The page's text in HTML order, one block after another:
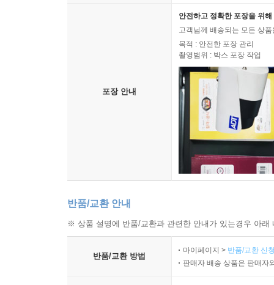
포장 안내
안전하고 정확한 포장을 위
고객님께 배송되는 모든 상
목적 : 안전한 포장 관리
촬영범위 : 박스 포장 작업
반품/교환 안내
※ 상품 설명에 반품/교환과 관련한 안내가 있는경우 아
반품/교환 방법
마이페이지 > 반품/교환 신
판매자 배송 상품은 판매자